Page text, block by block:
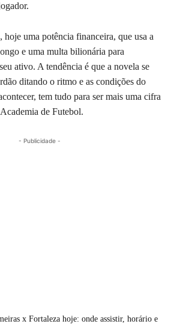
uma potência financeira, que usa a
e uma multa bilionária para
ativo. A tendência é que a novela se
ditando o ritmo e as condições do
tem tudo para ser mais uma cifra
de Futebol.
- Publicidade -
x Fortaleza hoje: onde assistir, horário e